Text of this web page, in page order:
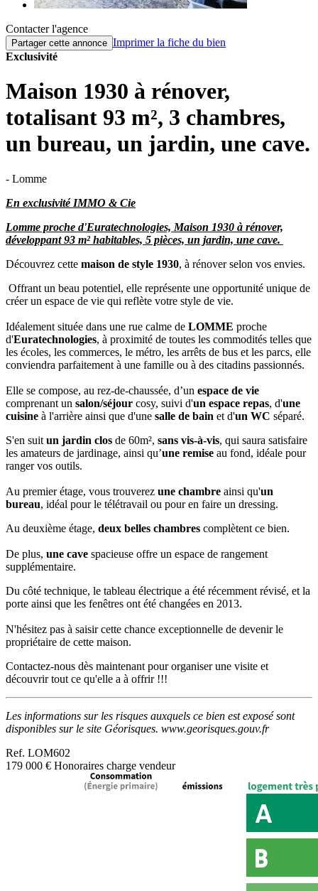
Contacter l'agence
Partager cette annonce Imprimer la fiche du bien
Exclusivité
Maison 1930 à rénover,
totalisant 93 m², 3 chambres,
un bureau, un jardin, une cave.
- Lomme
En exclusivité IMMO & Cie
Lomme proche d'Euratechnologies, Maison 1930 à rénover,
développant 93 m² habitables, 5 pièces, un jardin, une cave.
Découvrez cette maison de style 1930, à rénover selon vos envies.
Offrant un beau potentiel, elle représente une opportunité unique de
créer un espace de vie qui reflète votre style de vie.
Idéalement située dans une rue calme de LOMME proche
d'Euratechnologies, à proximité de toutes les commodités telles que
les écoles, les commerces, le métro, les arrêts de bus et les parcs, elle
conviendra parfaitement à une famille ou à des citadins passionnés.
Elle se compose, au rez-de-chaussée, d’un espace de vie
comprenant un salon/séjour cosy, suivi d'un espace repas, d'une
cuisine à l'arrière ainsi que d'une salle de bain et d'un WC séparé.
S'en suit un jardin clos de 60m², sans vis-à-vis, qui saura satisfaire
les amateurs de jardinage, ainsi qu’une remise au fond, idéale pour
ranger vos outils.
Au premier étage, vous trouverez une chambre ainsi qu'un
bureau, idéal pour le télétravail ou pour en faire un dressing.
Au deuxième étage, deux belles chambres complètent ce bien.
De plus, une cave spacieuse offre un espace de rangement
supplémentaire.
Du côté technique, le tableau électrique a été récemment révisé, et la
porte ainsi que les fenêtres ont été changées en 2013.
N'hésitez pas à saisir cette chance exceptionnelle de devenir le
propriétaire de cette maison.
Contactez-nous dès maintenant pour organiser une visite et
découvrir tout ce qu'elle a à offrir !!!
Les informations sur les risques auxquels ce bien est exposé sont
disponibles sur le site Géorisques. www.georisques.gouv.fr
Ref. LOM602
179 000 € Honoraires charge vendeur